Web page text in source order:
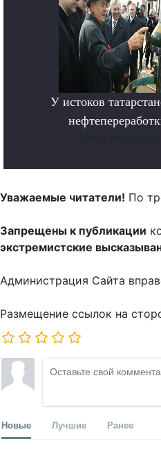
У истоков
Уважаемые читатели! По
Запрещены к публикации
экстремистские
Администрация Сайта
Размещение ссылок на
Новые Лучшие Ранее